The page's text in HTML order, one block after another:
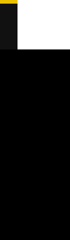
ต้นคู่ แบบเสียบยอ